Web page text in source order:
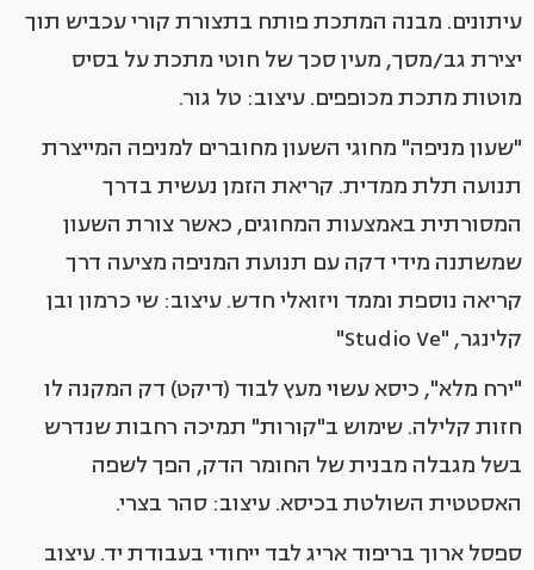
עיתונים. מבנה המתכת פותח בתצורת קורי עכביש תוך
יצירת גב/מסך, מעין סכך של חוטי מתכת על בסיס
מוטות מתכת מכופפים. עיצוב: טל גור.
"שעון מניפה" מחוגי השעון מחוברים למניפה המייצרת
תנועה תלת ממדית. קריאת הזמן נעשית בדרך
המסורתית באמצעות המחוגים, כאשר צורת השעון
שמשתנה מידי דקה עם תנועת המניפה מציעה דרך
קריאה נוספת וממד ויזואלי חדש. עיצוב: שי כרמון ובן
קלינגר, "Studio Ve"
"ירח מלא", כיסא עשוי מעץ לבוד (דיקט) דק המקנה לו
חזות קלילה. שימוש ב"קורות" תמיכה רחבות שנדרש
בשל מגבלה מבנית של החומר הדק, הפך לשפה
האסטטית השולטת בכיסא. עיצוב: סהר בצרי.
ספסל ארוך בריפוד אריג לבד ייחודי בעבודת יד. עיצוב